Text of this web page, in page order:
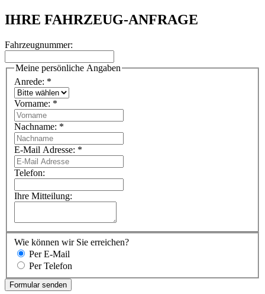
IHRE FAHRZEUG-ANFRAGE
Fahrzeugnummer:
Meine persönliche Angaben
Anrede: *
Vorname: *
Nachname: *
E-Mail Adresse: *
Telefon:
Ihre Mitteilung:
Wie können wir Sie erreichen?
Per E-Mail
Per Telefon
Formular senden